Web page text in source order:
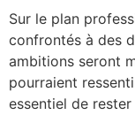
Sur le plan
confrontés à des
ambitions seront
pourraient
essentiel de